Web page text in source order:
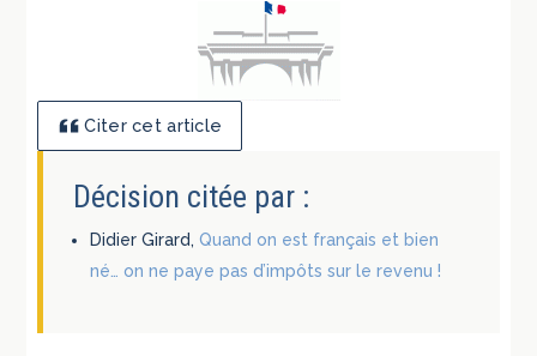
Citer cet article
Décision citée par :
Didier Girard,Quand on est français et bien
né… on ne paye pas d’impôts sur le revenu !